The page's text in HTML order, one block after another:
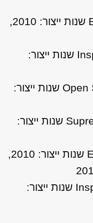
יונדאי ix35 2.0 דיזל Elite 4X4 שנות ייצור: 2010,
יונדאי ix35 2.0 דיזל Inspire 4X4 שנות ייצור:
יונדאי ix35 2.0 דיזל Open Sky 4X4 שנות ייצור:
יונדאי ix35 2.0 דיזל Supreme 4X4 שנות ייצור:
יונדאי ix35 2.4 בנזין Elite 4X4 שנות ייצור: 2010,
יונדאי ix35 2.4 בנזין Inspire 4X4 שנות ייצור: